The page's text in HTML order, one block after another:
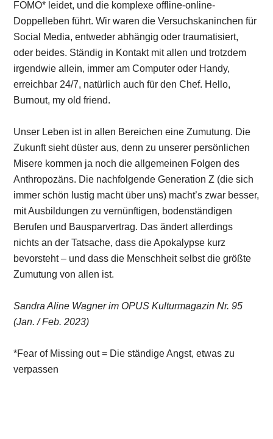
FOMO* leidet, und die komplexe offline-online-
Doppelleben führt. Wir waren die Versuchskaninchen für
Social Media, entweder abhängig oder traumatisiert,
oder beides. Ständig in Kontakt mit allen und trotzdem
irgendwie allein, immer am Computer oder Handy,
erreichbar 24/7, natürlich auch für den Chef. Hello,
Burnout, my old friend.
Unser Leben ist in allen Bereichen eine Zumutung. Die
Zukunft sieht düster aus, denn zu unserer persönlichen
Misere kommen ja noch die allgemeinen Folgen des
Anthropozäns. Die nachfolgende Generation Z (die sich
immer schön lustig macht über uns) macht’s zwar besser,
mit Ausbildungen zu vernünftigen, bodenständigen
Berufen und Bausparvertrag. Das ändert allerdings
nichts an der Tatsache, dass die Apokalypse kurz
bevorsteht – und dass die Menschheit selbst die größte
Zumutung von allen ist.
Sandra Aline Wagner im OPUS Kulturmagazin Nr. 95
(Jan. / Feb. 2023)
*Fear of Missing out = Die ständige Angst, etwas zu
verpassen